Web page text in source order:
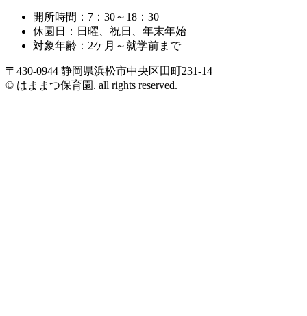
開所時間：7：30～18：30
休園日：日曜、祝日、年末年始
対象年齢：2ケ月～就学前まで
〒430-0944 静岡県浜松市中央区田町231-14
© はままつ保育園. all rights reserved.